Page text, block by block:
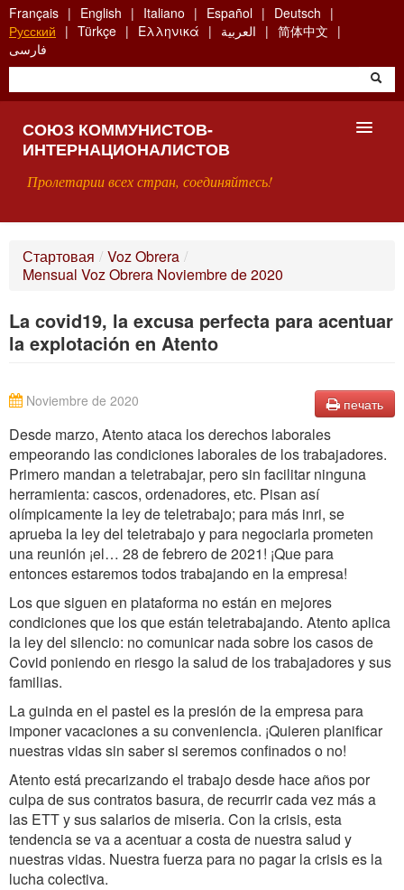
Skip
to
main
content
Français English Italiano Español
Deutsch
Русский
Türkçe Ελληνικά العربية
简体中文
فارسی
СОЮЗ КОММУНИСТОВ-
ИНТЕРНАЦИОНАЛИСТОВ
Пролетарии всех стран, соединяйтесь!
ЧТО ТАКОЕ СКИ?
ПОИСК
КОНТАКТЫ
Стартовая / Voz Obrera /
Mensual Voz Obrera Noviembre de 2020
La covid19, la excusa perfecta para acentuar
la explotación en Atento
печать
Noviembre de 2020
Desde marzo, Atento ataca los derechos laborales
empeorando las condiciones laborales de los trabajadores.
Primero mandan a teletrabajar, pero sin facilitar ninguna
herramienta: cascos, ordenadores, etc. Pisan así
olímpicamente la ley de teletrabajo; para más inri, se
aprueba la ley del teletrabajo y para negociarla prometen
una reunión ¡el… 28 de febrero de 2021! ¡Que para
entonces estaremos todos trabajando en la empresa!
Los que siguen en plataforma no están en mejores
condiciones que los que están teletrabajando. Atento aplica
la ley del silencio: no comunicar nada sobre los casos de
Covid poniendo en riesgo la salud de los trabajadores y sus
familias.
La guinda en el pastel es la presión de la empresa para
imponer vacaciones a su conveniencia. ¡Quieren planificar
nuestras vidas sin saber si seremos confinados o no!
Atento está precarizando el trabajo desde hace años por
culpa de sus contratos basura, de recurrir cada vez más a
las ETT y sus salarios de miseria. Con la crisis, esta
tendencia se va a acentuar a costa de nuestra salud y
nuestras vidas. Nuestra fuerza para no pagar la crisis es la
lucha colectiva.